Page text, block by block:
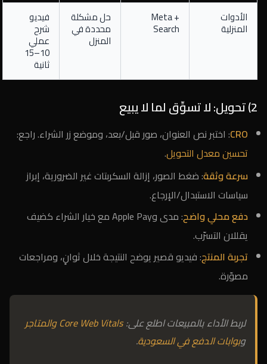
الأدوات
المنزلية
Meta +
Search
حل مشكلة
محددة في
المنزل
فيديو
شرح
عملي
10–15
ثانية
2) تحويل: لا تسوِّق لما لا يبيع
CRO: اختبر نص العنوان، صور قبل/بعد، وموضع زر الشراء. راجع:
تحسين معدل التحويل.
سرعة وثقة: ضغط الصور، إزالة السكربتات غير الضرورية، إبراز
سياسات الاستبدال/الإرجاع.
دفع محلي واضح
: مدى وApple Pay مع خيار الشراء كضيف
يقللان التسرّب.
تجربة المنتج: فيديو قصير يوضح النتيجة خلال ثوانٍ، ومراجعات
مصوّرة.
لربط الأداء بالمبيعات اطلع على:Core Web Vitals والمتاجر
وبوابات الدفع في السعودية.